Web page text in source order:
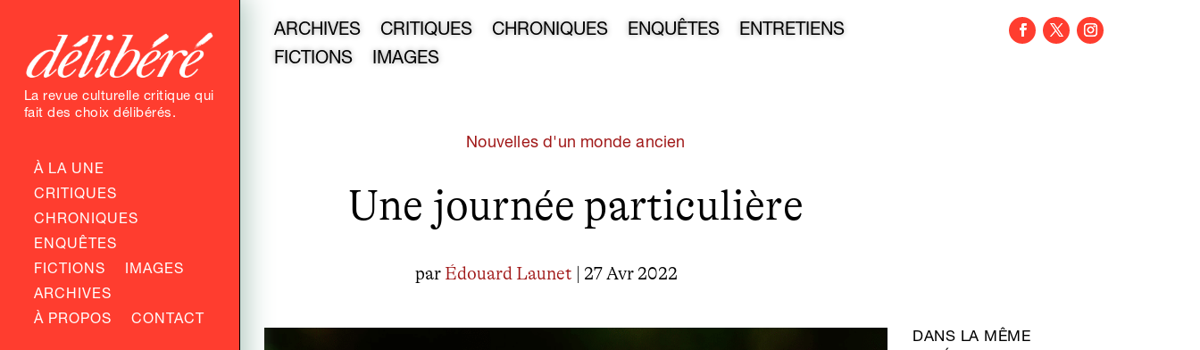
La revue culturelle critique qui
fait des choix délibérés.
À LA UNE
CRITIQUES
CHRONIQUES
ENQUÊTES
FICTIONS
IMAGES
ARCHIVES
À PROPOS
CONTACT
ARCHIVES CRITIQUES CHRONIQUES ENQUÊTES
ENTRETIENS
FICTIONS
IMAGES
Nouvelles d'un monde ancien
Une journée particulière
par Édouard Launet | 27 Avr 2022
DANS LA MÊME